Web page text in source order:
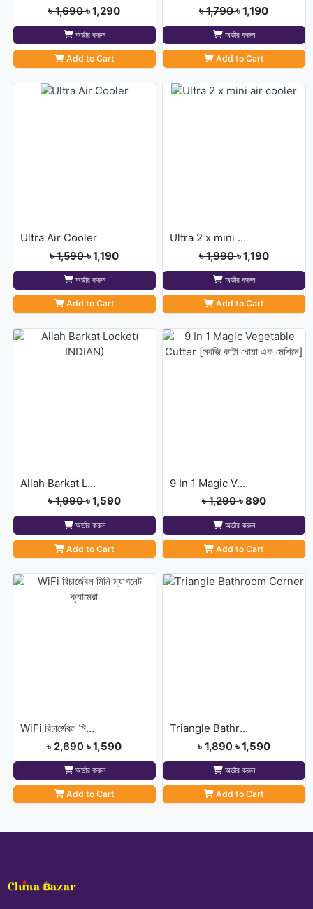
৳ 1,690৳ 1,290
অর্ডার করুন
Add to Cart
৳ 1,790৳ 1,190
অর্ডার করুন
Add to Cart
Ultra Air Cooler
৳ 1,590৳ 1,190
অর্ডার করুন
Add to Cart
Ultra 2 x mini air cooler
৳ 1,990৳ 1,190
অর্ডার করুন
Add to Cart
Allah Barkat Locket( INDIAN)
৳ 1,990৳ 1,590
অর্ডার করুন
Add to Cart
9 In 1 Magic Vegetable Cutter [সবজি কাটা ধোয়া এক মেশিনে]
৳ 1,290৳ 890
অর্ডার করুন
Add to Cart
WiFi রিচার্জেবল মিনি ম্যাগনেট ক্যামেরা
৳ 2,690৳ 1,590
অর্ডার করুন
Add to Cart
Triangle Bathroom Corner
৳ 1,890৳ 1,590
অর্ডার করুন
Add to Cart